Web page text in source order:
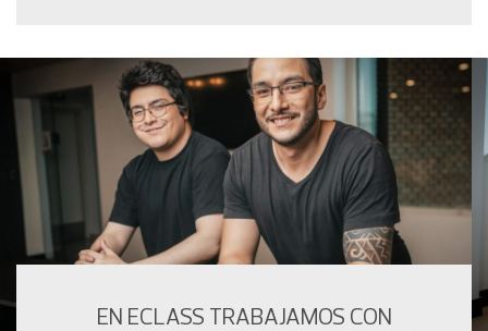
EN ECLASS TRABAJAMOS CON